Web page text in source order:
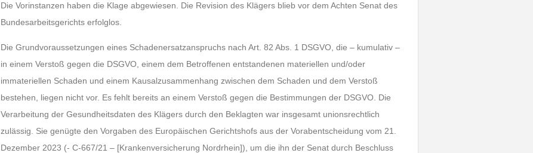
Die Vorinstanzen haben die Klage abgewiesen. Die Revision des Klägers blieb vor dem Achten Senat des
Bundesarbeitsgerichts erfolglos.
Die Grundvoraussetzungen eines Schadenersatzanspruchs nach Art. 82 Abs. 1 DSGVO, die – kumulativ –
in einem Verstoß gegen die DSGVO, einem dem Betroffenen entstandenen materiellen und/oder
immateriellen Schaden und einem Kausalzusammenhang zwischen dem Schaden und dem Verstoß
bestehen, liegen nicht vor. Es fehlt bereits an einem Verstoß gegen die Bestimmungen der DSGVO. Die
Verarbeitung der Gesundheitsdaten des Klägers durch den Beklagten war insgesamt unionsrechtlich
zulässig. Sie genügte den Vorgaben des Europäischen Gerichtshofs aus der Vorabentscheidung vom 21.
Dezember 2023 (- C-667/21 – [Krankenversicherung Nordrhein]), um die ihn der Senat durch Beschluss